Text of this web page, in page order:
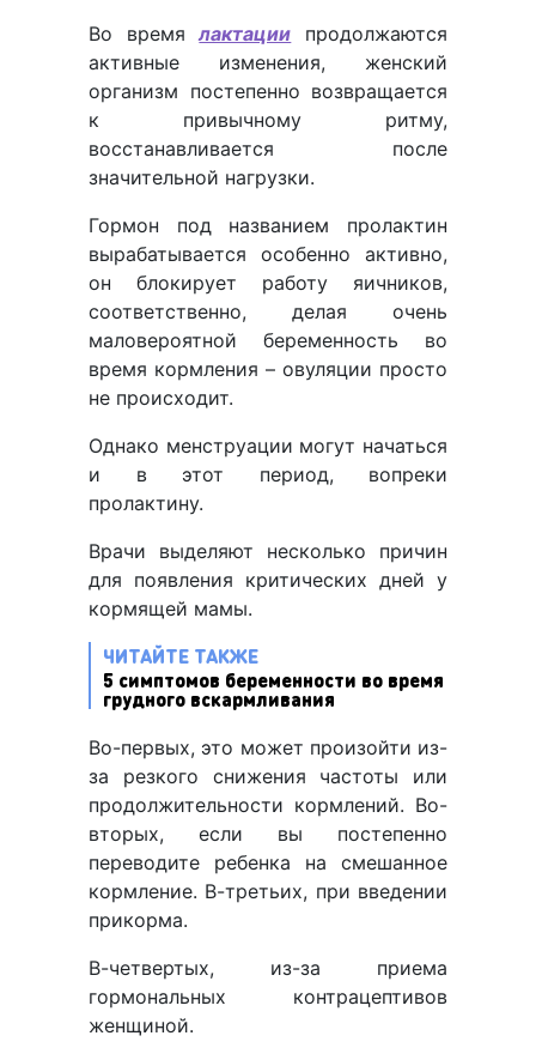
Во времялактации продолжаются
активные изменения, женский
организм постепенно возвращается
к привычному ритму,
восстанавливается после
значительной нагрузки.
Гормон под названием пролактин
вырабатывается особенно активно,
он блокирует работу яичников,
соответственно, делая очень
маловероятной беременность во
время кормления – овуляции просто
не происходит.
Однако менструации могут начаться
и в этот период, вопреки
пролактину.
Врачи выделяют несколько причин
для появления критических дней у
кормящей мамы.
ЧИТАЙТЕ ТАКЖЕ
5 симптомов беременности во время
грудного вскармливания
Во-первых, это может произойти из-
за резкого снижения частоты или
продолжительности кормлений. Во-
вторых, если вы постепенно
переводите ребенка на смешанное
кормление. В-третьих, при введении
прикорма.
В-четвертых, из-за приема
гормональных контрацептивов
женщиной.